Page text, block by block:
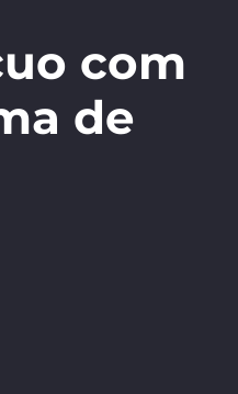
com
de